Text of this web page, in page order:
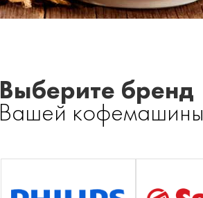
Выберите бренд
Вашей кофемашины